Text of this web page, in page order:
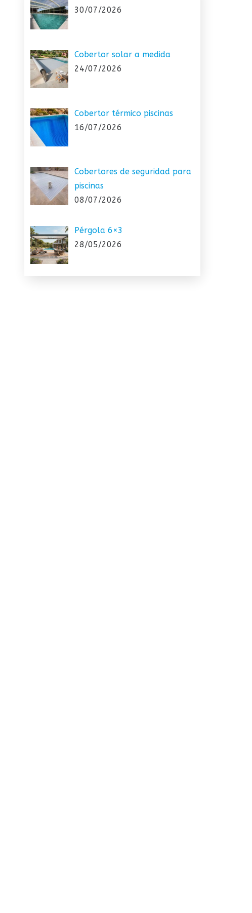
30/07/2026
Cobertor solar a medida
24/07/2026
Cobertor térmico piscinas
16/07/2026
Cobertores de seguridad para
piscinas
08/07/2026
Pérgola 6×3
28/05/2026